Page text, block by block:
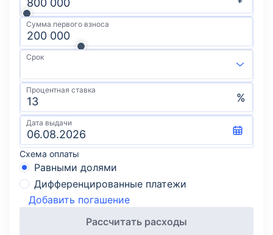
Сумма первого взноса
Срок
Процентная ставка
%
Дата выдачи
Схема оплаты
Равными долями
Дифференцированные платежи
Добавить погашение
Рассчитать расходы